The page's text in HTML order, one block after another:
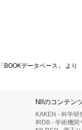
「BOOKデータベース」 より
NIIのコンテン
KAKEN - 科学
IRDB - 学術機